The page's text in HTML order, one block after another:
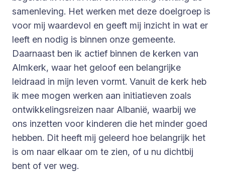
samenleving. Het werken met deze doelgroep is
voor mij waardevol en geeft mij inzicht in wat er
leeft en nodig is binnen onze gemeente.
Daarnaast ben ik actief binnen de kerken van
Almkerk, waar het geloof een belangrijke
leidraad in mijn leven vormt. Vanuit de kerk heb
ik mee mogen werken aan initiatieven zoals
ontwikkelingsreizen naar Albanië, waarbij we
ons inzetten voor kinderen die het minder goed
hebben. Dit heeft mij geleerd hoe belangrijk het
is om naar elkaar om te zien, of u nu dichtbij
bent of ver weg.